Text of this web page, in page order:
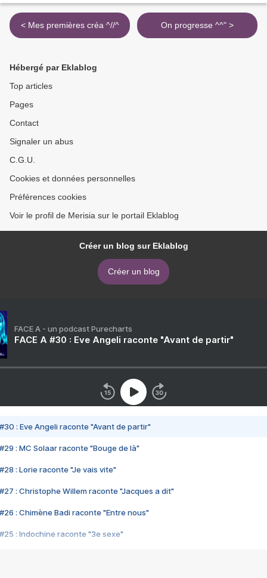
< Mes premières créa ^//^ On progresse ^^" >
Hébergé par Eklablog
Top articles
Pages
Contact
Signaler un abus
C.G.U.
Cookies et données personnelles
Préférences cookies
Voir le profil de Merisia sur le portail Eklablog
Créer un blog sur Eklablog
Créer un blog
FACE A - un podcast Purecharts
FACE A #30 : Eve Angeli raconte "Avant de partir"
#30 : Eve Angeli raconte "Avant de partir"
#29 : MC Solaar raconte "Bouge de là"
#28 : Lorie raconte "Je vais vite"
#27 : Christophe Willem raconte "Jacques a dit"
#26 : Chimène Badi raconte "Entre nous"
#25 : Indochine raconte "3e sexe"